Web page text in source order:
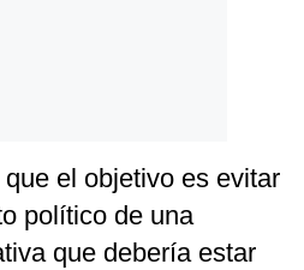
el objetivo es evitar
político de una
que debería estar